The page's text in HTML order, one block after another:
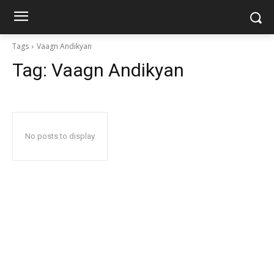
Tags Vaagn Andikyan
Tag: Vaagn Andikyan
No posts to display